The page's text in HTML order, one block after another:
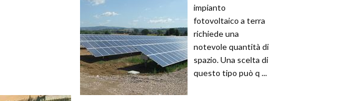
impianto
fotovoltaico a terra
richiede una
notevole quantità di
spazio. Una scelta di
questo tipo può q ...